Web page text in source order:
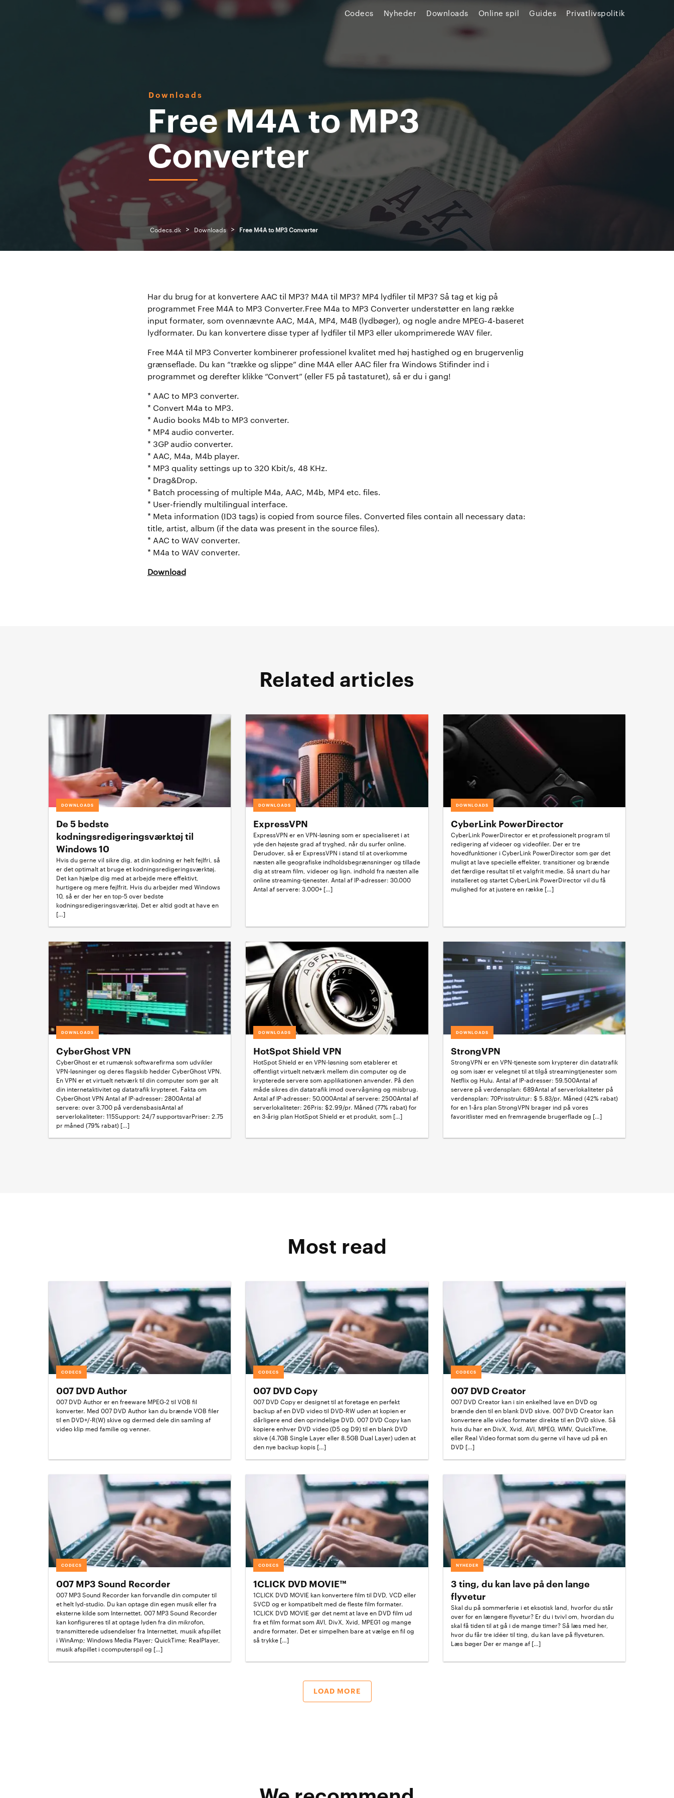
Codecs Nyheder Downloads Online spil Guides Privatlivspolitik
Downloads
Free M4A to MP3
Converter
Codecs.dk > Downloads > Free M4A to MP3 Converter
Har du brug for at konvertere AAC til MP3? M4A til MP3? MP4 lydfiler til MP3? Så tag et kig på
programmet Free M4A to MP3 Converter.Free M4a to MP3 Converter understøtter en lang række
input formater, som ovennævnte AAC, M4A, MP4, M4B (lydbøger), og nogle andre MPEG-4-baseret
lydformater. Du kan konvertere disse typer af lydfiler til MP3 eller ukomprimerede WAV filer.
Free M4A til MP3 Converter kombinerer professionel kvalitet med høj hastighed og en brugervenlig
grænseflade. Du kan “trække og slippe” dine M4A eller AAC filer fra Windows Stifinder ind i
programmet og derefter klikke “Convert” (eller F5 på tastaturet), så er du i gang!
* AAC to MP3 converter.
* Convert M4a to MP3.
* Audio books M4b to MP3 converter.
* MP4 audio converter.
* 3GP audio converter.
* AAC, M4a, M4b player.
* MP3 quality settings up to 320 Kbit/s, 48 KHz.
* Drag&Drop.
* Batch processing of multiple M4a, AAC, M4b, MP4 etc. files.
* User-friendly multilingual interface.
* Meta information (ID3 tags) is copied from source files. Converted files contain all necessary data:
title, artist, album (if the data was present in the source files).
* AAC to WAV converter.
* M4a to WAV converter.
Download
Related articles
DOWNLOADS
De 5 bedste
kodningsredigeringsværktøj til
Windows 10
Hvis du gerne vil sikre dig, at din kodning er helt fejlfri, så
er det optimalt at bruge et kodningsredigeringsværktøj.
Det kan hjælpe dig med at arbejde mere effektivt,
hurtigere og mere fejlfrit. Hvis du arbejder med Windows
10, så er der her en top-5 over bedste
kodningsredigeringsværktøj. Det er altid godt at have en
[…]
DOWNLOADS
ExpressVPN
ExpressVPN er en VPN-løsning som er specialiseret i at
yde den højeste grad af tryghed, når du surfer online.
Derudover, så er ExpressVPN i stand til at overkomme
næsten alle geografiske indholdsbegrænsninger og tillade
dig at stream film, videoer og lign. indhold fra næsten alle
online streaming-tjenester. Antal af IP-adresser: 30.000
Antal af servere: 3.000+ […]
DOWNLOADS
CyberLink PowerDirector
CyberLink PowerDirector er et professionelt program til
redigering af videoer og videofiler. Der er tre
hovedfunktioner i CyberLink PowerDirector som gør det
muligt at lave specielle effekter, transitioner og brænde
det færdige resultat til et valgfrit medie. Så snart du har
installeret og startet CyberLink PowerDirector vil du få
mulighed for at justere en række […]
DOWNLOADS
CyberGhost VPN
CyberGhost er et rumænsk softwarefirma som udvikler
VPN-løsninger og deres flagskib hedder CyberGhost VPN.
En VPN er et virtuelt netværk til din computer som gør alt
din internetaktivitet og datatrafik krypteret. Fakta om
CyberGhost VPN Antal af IP-adresser: 2800Antal af
servere: over 3.700 på verdensbasisAntal af
serverlokaliteter: 115Support: 24/7 supportsvarPriser: 2.75
pr måned (79% rabat) […]
DOWNLOADS
HotSpot Shield VPN
HotSpot Shield er en VPN-løsning som etablerer et
offentligt virtuelt netværk mellem din computer og de
krypterede servere som applikationen anvender. På den
måde sikres din datatrafik imod overvågning og misbrug.
Antal af IP-adresser: 50.000Antal af servere: 2500Antal af
serverlokaliteter: 26Pris: $2.99/pr. Måned (77% rabat) for
en 3-årig plan HotSpot Shield er et produkt, som […]
DOWNLOADS
StrongVPN
StrongVPN er en VPN-tjeneste som krypterer din datatrafik
og som især er velegnet til at tilgå streamingtjenester som
Netflix og Hulu. Antal af IP-adresser: 59.500Antal af
servere på verdensplan: 689Antal af serverlokaliteter på
verdensplan: 70Prisstruktur: $ 5.83/pr. Måned (42% rabat)
for en 1-års plan StrongVPN brager ind på vores
favoritlister med en fremragende brugerflade og […]
Most read
CODECS
007 DVD Author
007 DVD Author er en freeware MPEG-2 til VOB fil
konverter. Med 007 DVD Author kan du brænde VOB filer
til en DVD+/-R(W) skive og dermed dele din samling af
video klip med familie og venner.
CODECS
007 DVD Copy
007 DVD Copy er designet til at foretage en perfekt
backup af en DVD video til DVD-RW uden at kopien er
dårligere end den oprindelige DVD. 007 DVD Copy kan
kopiere enhver DVD video (D5 og D9) til en blank DVD
skive (4.7GB Single Layer eller 8.5GB Dual Layer) uden at
den nye backup kopis […]
CODECS
007 DVD Creator
007 DVD Creator kan i sin enkelhed lave en DVD og
brænde den til en blank DVD skive. 007 DVD Creator kan
konvertere alle video formater direkte til en DVD skive. Så
hvis du har en DivX, Xvid, AVI, MPEG, WMV, QuickTime,
eller Real Video format som du gerne vil have ud på en
DVD […]
CODECS
007 MP3 Sound Recorder
007 MP3 Sound Recorder kan forvandle din computer til
et helt lyd-studio. Du kan optage din egen musik eller fra
eksterne kilde som Internettet. 007 MP3 Sound Recorder
kan konfigureres til at optage lyden fra din mikrofon,
transmitterede udsendelser fra Internettet, musik afspillet
i WinAmp; Windows Media Player; QuickTime; RealPlayer,
musik afspillet i ccomputerspil og […]
CODECS
1CLICK DVD MOVIE™
1CLICK DVD MOVIE kan konvertere film til DVD, VCD eller
SVCD og er kompatibelt med de fleste film formater.
1CLICK DVD MOVIE gør det nemt at lave en DVD film ud
fra et film format som AVI, DivX, Xvid, MPEG1 og mange
andre formater. Det er simpelhen bare at vælge en fil og
så trykke […]
NYHEDER
3 ting, du kan lave på den lange
flyvetur
Skal du på sommerferie i et eksotisk land, hvorfor du står
over for en længere flyvetur? Er du i tvivl om, hvordan du
skal få tiden til at gå i de mange timer? Så læs med her,
hvor du får tre idéer til ting, du kan lave på flyveturen.
Læs bøger Der er mange af […]
LOAD MORE